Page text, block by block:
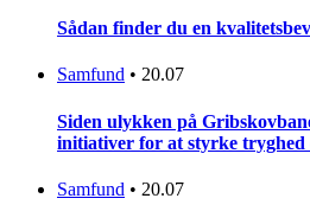
Sådan finder du en
Samfund • 20.07
Siden ulykken på
initiativer for at styrke
Samfund • 20.07